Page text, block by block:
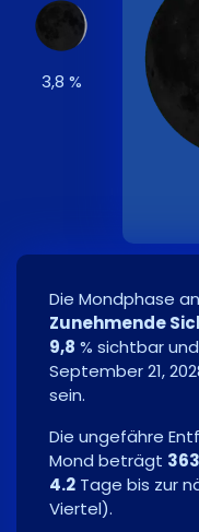
3,8 %
Die Mondphase
Zunehmende
9,8 % sichtbar und
September 21,
sein.
Die ungefähre
Mond beträgt
4.2 Tage bis zur
Viertel).